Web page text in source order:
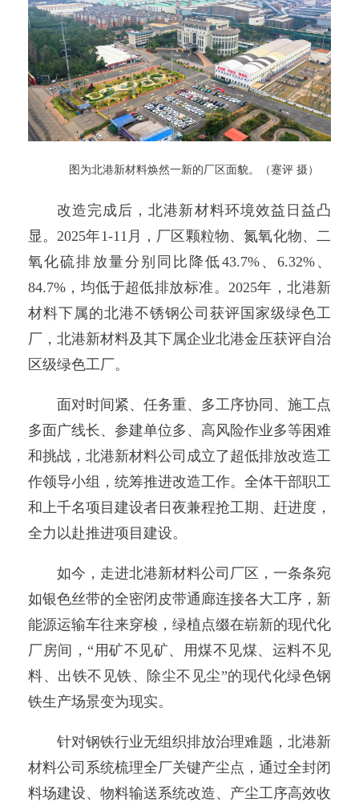
图为北港新材料焕然一新的厂区面貌。（蹇评 摄）
改造完成后，北港新材料环境效益日益凸
显。2025年1-11月，厂区颗粒物、氮氧化物、二
氧化硫排放量分别同比降低43.7%、6.32%、
84.7%，均低于超低排放标准。2025年，北港新
材料下属的北港不锈钢公司获评国家级绿色工
厂，北港新材料及其下属企业北港金压获评自治
区级绿色工厂。
面对时间紧、任务重、多工序协同、施工点
多面广线长、参建单位多、高风险作业多等困难
和挑战，北港新材料公司成立了超低排放改造工
作领导小组，统筹推进改造工作。全体干部职工
和上千名项目建设者日夜兼程抢工期、赶进度，
全力以赴推进项目建设。
如今，走进北港新材料公司厂区，一条条宛
如银色丝带的全密闭皮带通廊连接各大工序，新
能源运输车往来穿梭，绿植点缀在崭新的现代化
厂房间，“用矿不见矿、用煤不见煤、运料不见
料、出铁不见铁、除尘不见尘”的现代化绿色钢
铁生产场景变为现实。
针对钢铁行业无组织排放治理难题，北港新
材料公司系统梳理全厂关键产尘点，通过全封闭
料场建设、物料输送系统改造、产尘工序高效收